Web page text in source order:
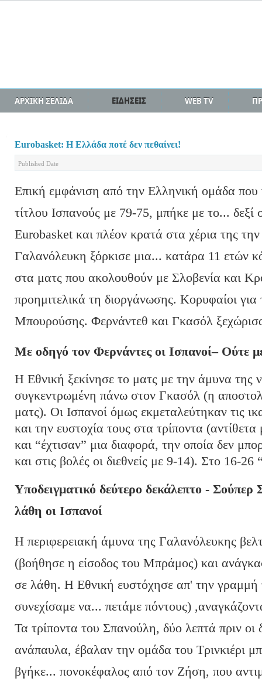
ΑΡΧΙΚΗ ΣΕΛΙΔΑ ΕΙΔΗΣΕΙΣ WEB TV
Eurobasket: Η Ελλάδα ποτέ δεν πεθαίνει!
Published Date
Επική εμφάνιση από την Ελληνική ομάδα που
τίτλου Ισπανούς με 79-75, μπήκε με το...
Eurobasket και πλέον κρατά στα χέρια της
Γαλανόλευκη ξόρκισε μια... κατάρα 11 ετών
στα ματς που ακολουθούν με Σλοβενία και
προημιτελικά τη διοργάνωσης. Κορυφαίοι
Μπουρούσης. Φερνάντεθ και Γκασόλ
Με οδηγό τον Φερνάντες οι Ισπανοί– Ούτε
Η Εθνική ξεκίνησε το ματς με την άμυνα της
συγκεντρωμένη πάνω στον Γκασόλ (η
ματς). Οι Ισπανοί όμως εκμεταλεύτηκαν τις
και την ευστοχία τους στα τρίποντα
και “έχτισαν” μια διαφορά, την οποία δεν
και στις βολές οι διεθνείς με 9-14). Στο 16-26
Υποδειγματικό δεύτερο δεκάλεπτο -
λάθη οι Ισπανοί
Η περιφερειακή άμυνα της Γαλανόλευκης
(βοήθησε η είσοδος του Μπράμος) και
σε λάθη. Η Εθνική ευστόχησε απ' την γραμμή
συνεχίσαμε να... πετάμε πόντους)
Τα τρίποντα του Σπανούλη, δύο λεπτά πριν οι
ανάπαυλα, έβαλαν την ομάδα του Τρινκιέρι
βγήκε... πονοκέφαλος από τον Ζήση, που